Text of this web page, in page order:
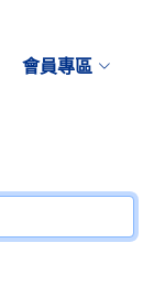
會員專區